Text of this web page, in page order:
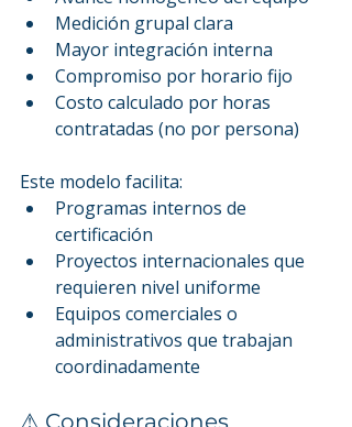
Medición grupal clara
Mayor integración interna
Compromiso por horario fijo
Costo calculado por horas
contratadas (no por persona)
Este modelo facilita:
Programas internos de
certificación
Proyectos internacionales que
requieren nivel uniforme
Equipos comerciales o
administrativos que trabajan
coordinadamente